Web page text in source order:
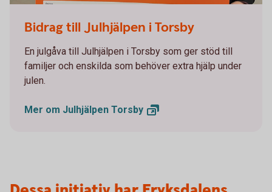
Bidrag till Julhjälpen i Torsby
En julgåva till Julhjälpen i Torsby som ger stöd till
familjer och enskilda som behöver extra hjälp under
julen.
Mer om Julhjälpen Torsby